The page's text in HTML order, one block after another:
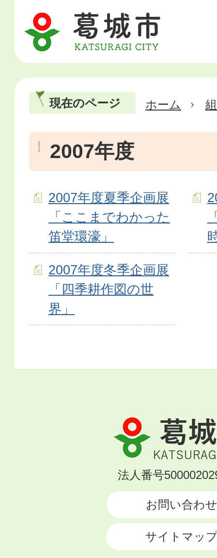
現在のページ ホーム
2007年度
2007年度夏季企画展
「ここまでわかった
笛堂環濠」
2007年度冬季企画展
「四季耕作図の世
界」
葛
城
市
KATSURAGI
法人番号
お問い合わせ
サイトマッ